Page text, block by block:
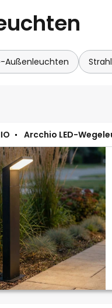
Außenleuchten
Arcchio LED-